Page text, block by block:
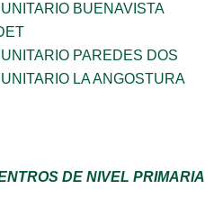
BUENAVISTA
PAREDES DOS
LA ANGOSTURA
DE NIVEL PRIMARIA